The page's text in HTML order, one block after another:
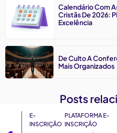
Calendário Com
Cristãs De 2026:
Excelência
De Culto A
Mais Organizados
Posts
E-
INSCRIÇÃO
PLATAFORMA E-
INSCRIÇÃO